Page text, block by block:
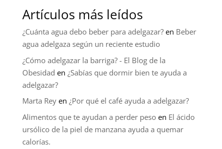
Artículos más leídos
¿Cuánta agua debo beber para adelgazar?en Beber
agua adelgaza según un reciente estudio
¿Cómo adelgazar la barriga? - El Blog de la
Obesidad en ¿Sabías que dormir bien te ayuda a
adelgazar?
Marta Reyen ¿Por qué el café ayuda a adelgazar?
Alimentos que te ayudan a perder pesoen El ácido
ursólico de la piel de manzana ayuda a quemar
calorías.